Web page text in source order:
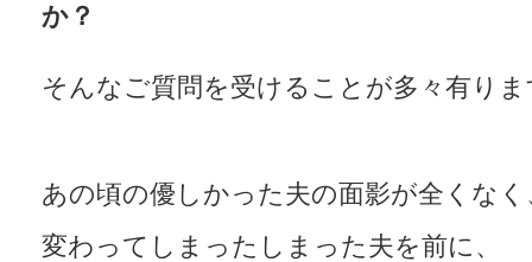
か？
そんなご質問を受けることが多々有り
あの頃の優しかった夫の面影が全くなく
変わってしまったしまった夫を前に、